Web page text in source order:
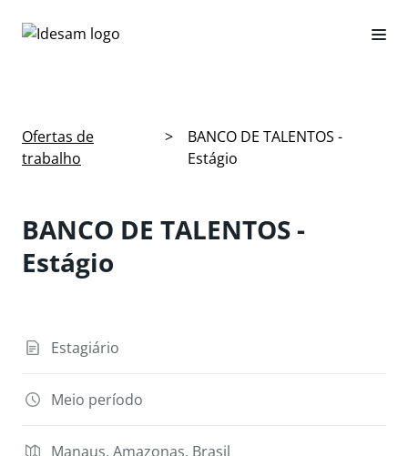
Ofertas de
trabalho
>
BANCO DE TALENTOS -
Estágio
BANCO DE TALENTOS -
Estágio
Estagiário
Meio período
Manaus, Amazonas, Brasil